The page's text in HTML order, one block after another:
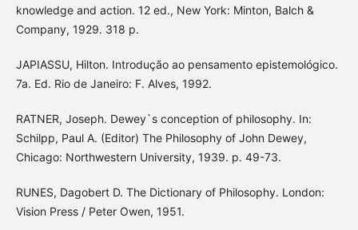
knowledge and action. 12 ed., New York: Minton, Balch &
Company, 1929. 318 p.
JAPIASSU, Hilton. Introdução ao pensamento epistemológico.
7a. Ed. Rio de Janeiro: F. Alves, 1992.
RATNER, Joseph. Dewey`s conception of philosophy. In:
Schilpp, Paul A. (Editor) The Philosophy of John Dewey,
Chicago: Northwestern University, 1939. p. 49-73.
RUNES, Dagobert D. The Dictionary of Philosophy. London:
Vision Press / Peter Owen, 1951.